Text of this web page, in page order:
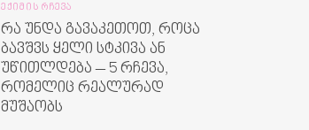
ᲔᲥᲘᲛᲘᲡ ᲠᲩᲔᲕᲐ
რა უნდა გავაკეთოთ, როცა
ბავშვს ყელი სტკივა ან
უწითლდება – 5 რჩევა,
რომელიც რეალურად
მუშაობს